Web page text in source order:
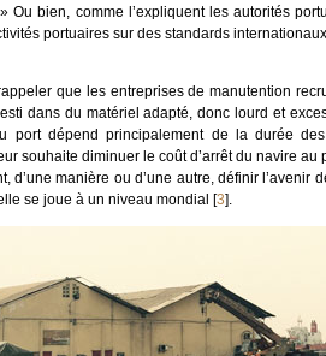
Ou bien, comme l’expliquent les autorités
portuaires sur des standards
que les entreprises de manutention
dans du matériel adapté, donc lourd et
port dépend principalement de la durée
souhaite diminuer le coût d’arrêt du navire
d’une manière ou d’une autre, définir
se joue à un niveau mondial [3].